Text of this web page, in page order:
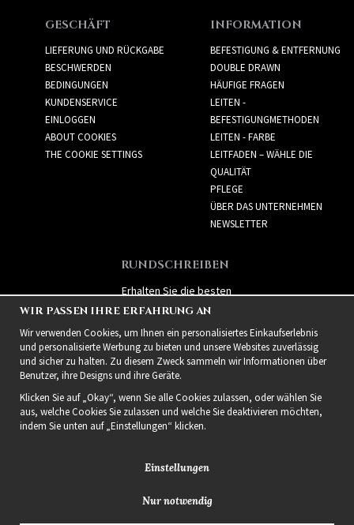
GESCHÄFT
LIEFERUNG UND RÜCKGABE
BESCHWERDEN
BEDINGUNGEN
KUNDENSERVICE
EINLOGGEN
ABOUT COOKIES
THE COOKIE SETTINGS
INFORMATION
BEFESTIGUNG & ENTFERNUNG
DOUBLE DRAWN
HÄUFIGE FRAGEN
LEITEN -
BEFESTIGUNGMETHODEN
LEITEN - FARBE
LEITFADEN – WÄHLE DIE
QUALITÄT
PFLEGE
ÜBER DAS UNTERNEHMEN
NEWSLETTER
RUNDSCHREIBEN
Erhalten Sie die besten
Angebote und spannende
neue Produkte!
2021 Delightful Hair
WIR PASSEN IHRE ERFAHRUNG AN
Wir verwenden Cookies, um Ihnen ein personalisiertes Einkaufserlebnis
und personalisierte Werbung zu bieten und unsere Websites zuverlässig
und sicher zu halten. Zu diesem Zweck sammeln wir Informationen über
Benutzer, ihre Designs und ihre Geräte.
Klicken Sie auf „Okay“, wenn Sie alle Cookies zulassen, oder wählen Sie
aus, welche Cookies Sie zulassen und welche Sie deaktivieren möchten,
indem Sie unten auf „Einstellungen“ klicken.
Einstellungen
Nur notwendig